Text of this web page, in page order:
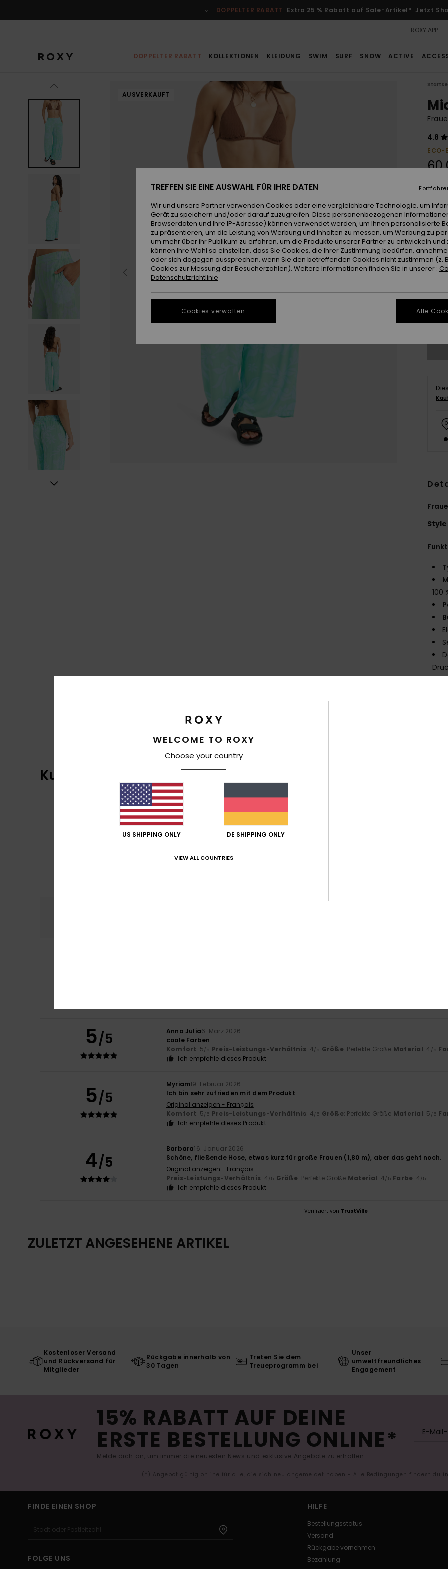
DOPPELTER RABATT Extra 25 % Rabatt auf Sale-Artikel* Jetzt
ROXY APP
DOPPELTER RABATT KOLLEKTIONEN KLEIDUNG SWIM SURF SNOW ACTIVE
AUSVERKAUFT
4.8
ECO-
Farbe
XS
Style
100
Kundenbewertungen
Durchschnittliche Bewertung
5/5 Anna Julia6. März 2026
coole Farben
Komfort: 5/5 Preis-Leistungs-Verhältnis: 4/5 Größe: Perfekte Größe Material: 4 /5
Ich empfehle dieses Produkt
5/5
Myriam19. Februar 2026
Ich bin sehr zufrieden mit dem Produkt
Original anzeigen - Français
Komfort: 5/5 Preis-Leistungs-Verhältnis: 4/5 Größe: Perfekte Größe Material: 5 /5
Ich empfehle dieses Produkt
4/5
Barbara16. Januar 2026
Schöne, fließende Hose, etwas kurz für große Frauen (1,80 m), aber das geht noch.
Original anzeigen - Français
Preis-Leistungs-Verhältnis: 4/5 Größe: Perfekte Größe Material: 4/5 Farbe: 4/5
Ich empfehle dieses Produkt
Verifiziert von TrustVille
ZULETZT ANGESEHENE ARTIKEL
Kostenloser Versand
und Rückversand für
Mitglieder
Rückgabe innerhalb von
30 Tagen
Treten Sie dem
Treueprogramm bei
Unser
umweltfreundliches
Engagement
15% RABATT AUF DEINE
ERSTE BESTELLUNG ONLINE*
Melde dich an, um immer die neuesten News und exklusive Angebote zu erhalten.
(*) Angebot gültig online für alle, die sich neu angemeldet haben - Alle Bedingungen findest du
FINDE EINEN SHOP
FOLGE UNS
HILFE
Bestellungsstatus
Versand
Rückgabe vornehmen
Bezahlung
WELCOME TO ROXY
Choose your country
US SHIPPING ONLY DE SHIPPING ONLY
VIEW ALL COUNTRIES
TREFFEN SIE EINE AUSWAHL FÜR IHRE DATEN
Wir und unsere Partner verwenden Cookies oder eine vergleichbare Technologie, um
Gerät zu speichern und/oder darauf zuzugreifen. Diese personenbezogenen
Browserdaten und Ihre IP-Adresse) können verwendet werden, um Ihnen personalisierte
zu präsentieren, um die Leistung von Werbung und Inhalten zu messen, um Werbung zu
um mehr über ihr Publikum zu erfahren, um die Produkte unserer Partner zu entwickeln und
können Ihre Wahl so einstellen, dass Sie Cookies, die Ihrer Zustimmung bedürfen,
oder sich dagegen aussprechen, wenn Sie den betreffenden Cookies nicht zustimmen (z.
Cookies zur Messung der Besucherzahlen). Weitere Informationen finden Sie in unserer :
Datenschutzrichtlinie
Cookies verwalten Alle